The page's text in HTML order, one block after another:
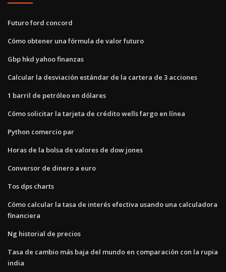
Futuro ford concord
Cómo obtener una fórmula de valor futuro
Gbp hkd yahoo finanzas
Calcular la desviación estándar de la cartera de 3 acciones
1 barril de petróleo en dólares
Cómo solicitar la tarjeta de crédito wells fargo en línea
Python comercio par
Horas de la bolsa de valores de dow jones
Conversor de dinero a euro
Tos dps charts
Cómo calcular la tasa de interés efectiva usando una calculadora
financiera
Ng historial de precios
Tasa de cambio más baja del mundo en comparación con la rupia
india